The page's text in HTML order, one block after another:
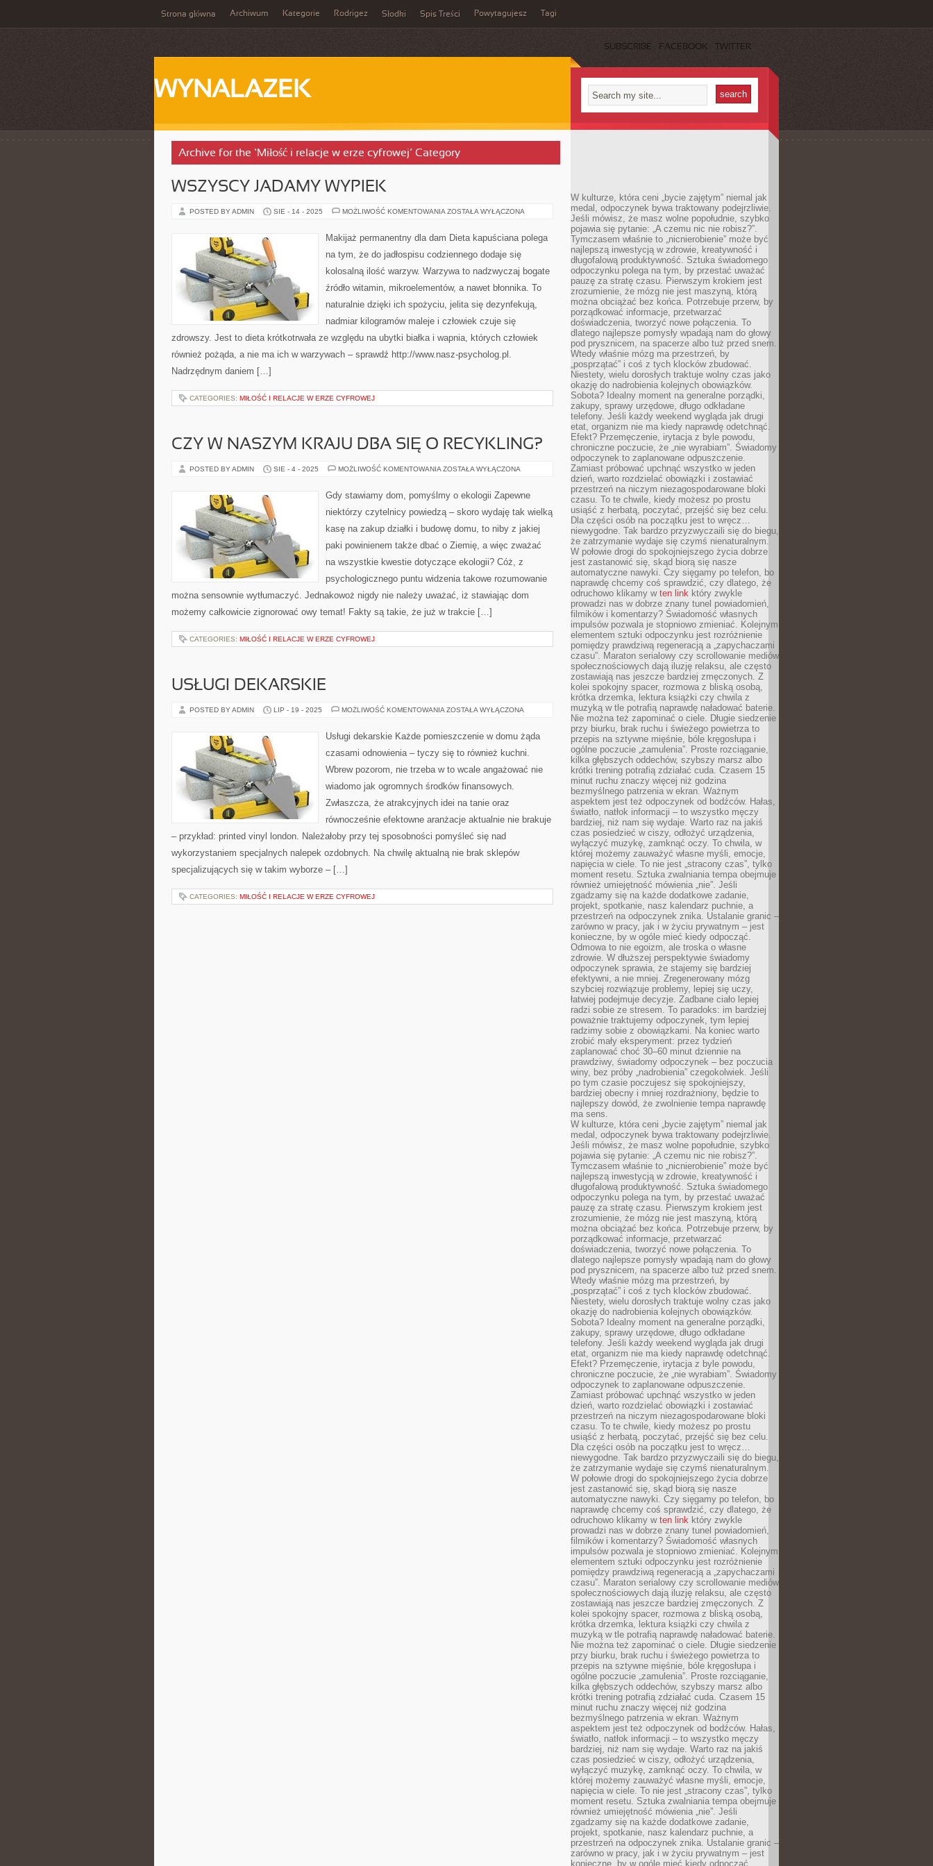
Strona główna Archiwum Kategorie Rodrigez Słodki Spis Treści Powytagujesz Tagi
SUBSCRIBE FACEBOOK TWITTER
WYNALAZEK
Archive for the ‘Miłość i relacje w erze cyfrowej’ Category
WSZYSCY JADAMY WYPIEK
POSTED BY ADMIN SIE - 14 - 2025 MOŻLIWOŚĆ KOMENTOWANIA WSZYSCY
ZOSTAŁA WYŁĄCZONA
Makijaż permanentny dla dam Dieta kapuściana polega
na tym, że do jadłospisu codziennego dodaje się
kolosalną ilość warzyw. Warzywa to nadzwyczaj bogate
źródło witamin, mikroelementów, a nawet błonnika. To
naturalnie dzięki ich spożyciu, jelita się dezynfekują,
nadmiar kilogramów maleje i człowiek czuje się
zdrowszy. Jest to dieta krótkotrwała ze względu na ubytki białka i wapnia, których człowiek
również pożąda, a nie ma ich w warzywach – sprawdź http://www.nasz-psycholog.pl.
Nadrzędnym daniem […]
CATEGORIES: MIŁOŚĆ I RELACJE W ERZE CYFROWEJ
CZY W NASZYM KRAJU DBA SIĘ O RECYKLING?
POSTED BY ADMIN SIE - 4 - 2025 MOŻLIWOŚĆ KOMENTOWANIA CZY
DBA
O
ZOSTAŁA WYŁĄCZONA
Gdy stawiamy dom, pomyślmy o ekologii Zapewne
niektórzy czytelnicy powiedzą – skoro wydaję tak wielką
kasę na zakup działki i budowę domu, to niby z jakiej
paki powinienem także dbać o Ziemię, a więc zważać
na wszystkie kwestie dotyczące ekologii? Cóż, z
psychologicznego puntu widzenia takowe rozumowanie
można sensownie wytłumaczyć. Jednakowoż nigdy nie należy uważać, iż stawiając dom
możemy całkowicie zignorować owy temat! Fakty są takie, że już w trakcie […]
CATEGORIES: MIŁOŚĆ I RELACJE W ERZE CYFROWEJ
USŁUGI DEKARSKIE
POSTED BY ADMIN LIP - 19 - 2025 MOŻLIWOŚĆ KOMENTOWANIA USŁUGI
ZOSTAŁA WYŁĄCZONA
Usługi dekarskie Każde pomieszczenie w domu żąda
czasami odnowienia – tyczy się to również kuchni.
Wbrew pozorom, nie trzeba w to wcale angażować nie
wiadomo jak ogromnych środków finansowych.
Zwłaszcza, że atrakcyjnych idei na tanie oraz
równocześnie efektowne aranżacje aktualnie nie brakuje
– przykład: printed vinyl london. Należałoby przy tej sposobności pomyśleć się nad
wykorzystaniem specjalnych nalepek ozdobnych. Na chwilę aktualną nie brak sklepów
specjalizujących się w takim wyborze – […]
CATEGORIES: MIŁOŚĆ I RELACJE W ERZE CYFROWEJ
W kulturze, która ceni „bycie zajętym” niemal jak
medal, odpoczynek bywa traktowany podejrzliwie.
Jeśli mówisz, że masz wolne popołudnie, szybko
pojawia się pytanie: „A czemu nic nie robisz?”.
Tymczasem właśnie to „nicnierobienie” może być
najlepszą inwestycją w zdrowie, kreatywność i
długofalową produktywność. Sztuka świadomego
odpoczynku polega na tym, by przestać uważać
pauzę za stratę czasu. Pierwszym krokiem jest
zrozumienie, że mózg nie jest maszyną, którą
można obciążać bez końca. Potrzebuje przerw, by
porządkować informacje, przetwarzać
doświadczenia, tworzyć nowe połączenia. To
dlatego najlepsze pomysły wpadają nam do głowy
pod prysznicem, na spacerze albo tuż przed snem.
Wtedy właśnie mózg ma przestrzeń, by
„posprzątać” i coś z tych klocków zbudować.
Niestety, wielu dorosłych traktuje wolny czas jako
okazję do nadrobienia kolejnych obowiązków.
Sobota? Idealny moment na generalne porządki,
zakupy, sprawy urzędowe, długo odkładane
telefony. Jeśli każdy weekend wygląda jak drugi
etat, organizm nie ma kiedy naprawdę odetchnąć.
Efekt? Przemęczenie, irytacja z byle powodu,
chroniczne poczucie, że „nie wyrabiam”. Świadomy
odpoczynek to zaplanowane odpuszczenie.
Zamiast próbować upchnąć wszystko w jeden
dzień, warto rozdzielać obowiązki i zostawiać
przestrzeń na niczym niezagospodarowane bloki
czasu. To te chwile, kiedy możesz po prostu
usiąść z herbatą, poczytać, przejść się bez celu.
Dla części osób na początku jest to wręcz…
niewygodne. Tak bardzo przyzwyczaili się do biegu,
że zatrzymanie wydaje się czymś nienaturalnym.
W połowie drogi do spokojniejszego życia dobrze
jest zastanowić się, skąd biorą się nasze
automatyczne nawyki. Czy sięgamy po telefon, bo
naprawdę chcemy coś sprawdzić, czy dlatego, że
odruchowo klikamy w ten link który zwykle
prowadzi nas w dobrze znany tunel powiadomień,
filmików i komentarzy? Świadomość własnych
impulsów pozwala je stopniowo zmieniać. Kolejnym
elementem sztuki odpoczynku jest rozróżnienie
pomiędzy prawdziwą regeneracją a „zapychaczami
czasu”. Maraton serialowy czy scrollowanie mediów
społecznościowych dają iluzję relaksu, ale często
zostawiają nas jeszcze bardziej zmęczonych. Z
kolei spokojny spacer, rozmowa z bliską osobą,
krótka drzemka, lektura książki czy chwila z
muzyką w tle potrafią naprawdę naładować baterie.
Nie można też zapominać o ciele. Długie siedzenie
przy biurku, brak ruchu i świeżego powietrza to
przepis na sztywne mięśnie, bóle kręgosłupa i
ogólne poczucie „zamulenia”. Proste rozciąganie,
kilka głębszych oddechów, szybszy marsz albo
krótki trening potrafią zdziałać cuda. Czasem 15
minut ruchu znaczy więcej niż godzina
bezmyślnego patrzenia w ekran. Ważnym
aspektem jest też odpoczynek od bodźców. Hałas,
światło, natłok informacji – to wszystko męczy
bardziej, niż nam się wydaje. Warto raz na jakiś
czas posiedzieć w ciszy, odłożyć urządzenia,
wyłączyć muzykę, zamknąć oczy. To chwila, w
której możemy zauważyć własne myśli, emocje,
napięcia w ciele. To nie jest „stracony czas”, tylko
moment resetu. Sztuka zwalniania tempa obejmuje
również umiejętność mówienia „nie”. Jeśli
zgadzamy się na każde dodatkowe zadanie,
projekt, spotkanie, nasz kalendarz puchnie, a
przestrzeń na odpoczynek znika. Ustalanie granic –
zarówno w pracy, jak i w życiu prywatnym – jest
konieczne, by w ogóle mieć kiedy odpocząć.
Odmowa to nie egoizm, ale troska o własne
zdrowie. W dłuższej perspektywie świadomy
odpoczynek sprawia, że stajemy się bardziej
efektywni, a nie mniej. Zregenerowany mózg
szybciej rozwiązuje problemy, lepiej się uczy,
łatwiej podejmuje decyzje. Zadbane ciało lepiej
radzi sobie ze stresem. To paradoks: im bardziej
poważnie traktujemy odpoczynek, tym lepiej
radzimy sobie z obowiązkami. Na koniec warto
zrobić mały eksperyment: przez tydzień
zaplanować choć 30–60 minut dziennie na
prawdziwy, świadomy odpoczynek – bez poczucia
winy, bez próby „nadrobienia” czegokolwiek. Jeśli
po tym czasie poczujesz się spokojniejszy,
bardziej obecny i mniej rozdrażniony, będzie to
najlepszy dowód, że zwolnienie tempa naprawdę
ma sens.
W kulturze, która ceni „bycie zajętym” niemal jak
medal, odpoczynek bywa traktowany podejrzliwie.
Jeśli mówisz, że masz wolne popołudnie, szybko
pojawia się pytanie: „A czemu nic nie robisz?”.
Tymczasem właśnie to „nicnierobienie” może być
najlepszą inwestycją w zdrowie, kreatywność i
długofalową produktywność. Sztuka świadomego
odpoczynku polega na tym, by przestać uważać
pauzę za stratę czasu. Pierwszym krokiem jest
zrozumienie, że mózg nie jest maszyną, którą
można obciążać bez końca. Potrzebuje przerw, by
porządkować informacje, przetwarzać
doświadczenia, tworzyć nowe połączenia. To
dlatego najlepsze pomysły wpadają nam do głowy
pod prysznicem, na spacerze albo tuż przed snem.
Wtedy właśnie mózg ma przestrzeń, by
„posprzątać” i coś z tych klocków zbudować.
Niestety, wielu dorosłych traktuje wolny czas jako
okazję do nadrobienia kolejnych obowiązków.
Sobota? Idealny moment na generalne porządki,
zakupy, sprawy urzędowe, długo odkładane
telefony. Jeśli każdy weekend wygląda jak drugi
etat, organizm nie ma kiedy naprawdę odetchnąć.
Efekt? Przemęczenie, irytacja z byle powodu,
chroniczne poczucie, że „nie wyrabiam”. Świadomy
odpoczynek to zaplanowane odpuszczenie.
Zamiast próbować upchnąć wszystko w jeden
dzień, warto rozdzielać obowiązki i zostawiać
przestrzeń na niczym niezagospodarowane bloki
czasu. To te chwile, kiedy możesz po prostu
usiąść z herbatą, poczytać, przejść się bez celu.
Dla części osób na początku jest to wręcz…
niewygodne. Tak bardzo przyzwyczaili się do biegu,
że zatrzymanie wydaje się czymś nienaturalnym.
W połowie drogi do spokojniejszego życia dobrze
jest zastanowić się, skąd biorą się nasze
automatyczne nawyki. Czy sięgamy po telefon, bo
naprawdę chcemy coś sprawdzić, czy dlatego, że
odruchowo klikamy w ten link który zwykle
prowadzi nas w dobrze znany tunel powiadomień,
filmików i komentarzy? Świadomość własnych
impulsów pozwala je stopniowo zmieniać. Kolejnym
elementem sztuki odpoczynku jest rozróżnienie
pomiędzy prawdziwą regeneracją a „zapychaczami
czasu”. Maraton serialowy czy scrollowanie mediów
społecznościowych dają iluzję relaksu, ale często
zostawiają nas jeszcze bardziej zmęczonych. Z
kolei spokojny spacer, rozmowa z bliską osobą,
krótka drzemka, lektura książki czy chwila z
muzyką w tle potrafią naprawdę naładować baterie.
Nie można też zapominać o ciele. Długie siedzenie
przy biurku, brak ruchu i świeżego powietrza to
przepis na sztywne mięśnie, bóle kręgosłupa i
ogólne poczucie „zamulenia”. Proste rozciąganie,
kilka głębszych oddechów, szybszy marsz albo
krótki trening potrafią zdziałać cuda. Czasem 15
minut ruchu znaczy więcej niż godzina
bezmyślnego patrzenia w ekran. Ważnym
aspektem jest też odpoczynek od bodźców. Hałas,
światło, natłok informacji – to wszystko męczy
bardziej, niż nam się wydaje. Warto raz na jakiś
czas posiedzieć w ciszy, odłożyć urządzenia,
wyłączyć muzykę, zamknąć oczy. To chwila, w
której możemy zauważyć własne myśli, emocje,
napięcia w ciele. To nie jest „stracony czas”, tylko
moment resetu. Sztuka zwalniania tempa obejmuje
również umiejętność mówienia „nie”. Jeśli
zgadzamy się na każde dodatkowe zadanie,
projekt, spotkanie, nasz kalendarz puchnie, a
przestrzeń na odpoczynek znika. Ustalanie granic –
zarówno w pracy, jak i w życiu prywatnym – jest
konieczne, by w ogóle mieć kiedy odpocząć.